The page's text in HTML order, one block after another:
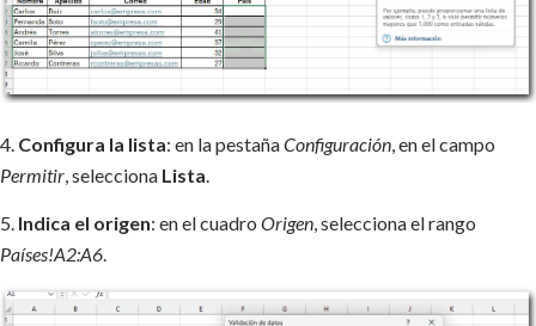
4. Configura la lista: en la pestañaConfiguración , en el campo
Permitir , selecciona Lista
5. Indica el origen: en el cuadro Origen, selecciona el rango
Países!A2:A6.